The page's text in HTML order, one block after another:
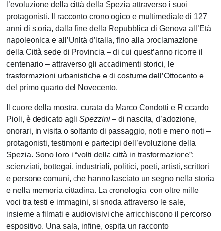
l’evoluzione della città della Spezia attraverso i suoi
protagonisti. Il racconto cronologico e multimediale di 127
anni di storia, dalla fine della Repubblica di Genova all’Età
napoleonica e all’Unità d’Italia, fino alla proclamazione
della Città sede di Provincia – di cui quest’anno ricorre il
centenario – attraverso gli accadimenti storici, le
trasformazioni urbanistiche e di costume dell’Ottocento e
del primo quarto del Novecento.
Il cuore della mostra, curata da Marco Condotti e Riccardo
Pioli, è dedicato agliSpezzini – di nascita, d’adozione,
onorari, in visita o soltanto di passaggio, noti e meno noti –
protagonisti, testimoni e partecipi dell’evoluzione della
Spezia. Sono loro i “volti della città in trasformazione”:
scienziati, bottegai, industriali, politici, poeti, artisti, scrittori
e persone comuni, che hanno lasciato un segno nella storia
e nella memoria cittadina. La cronologia, con oltre mille
voci tra testi e immagini, si snoda attraverso le sale,
insieme a filmati e audiovisivi che arricchiscono il percorso
espositivo. Una sala, infine, ospita un racconto